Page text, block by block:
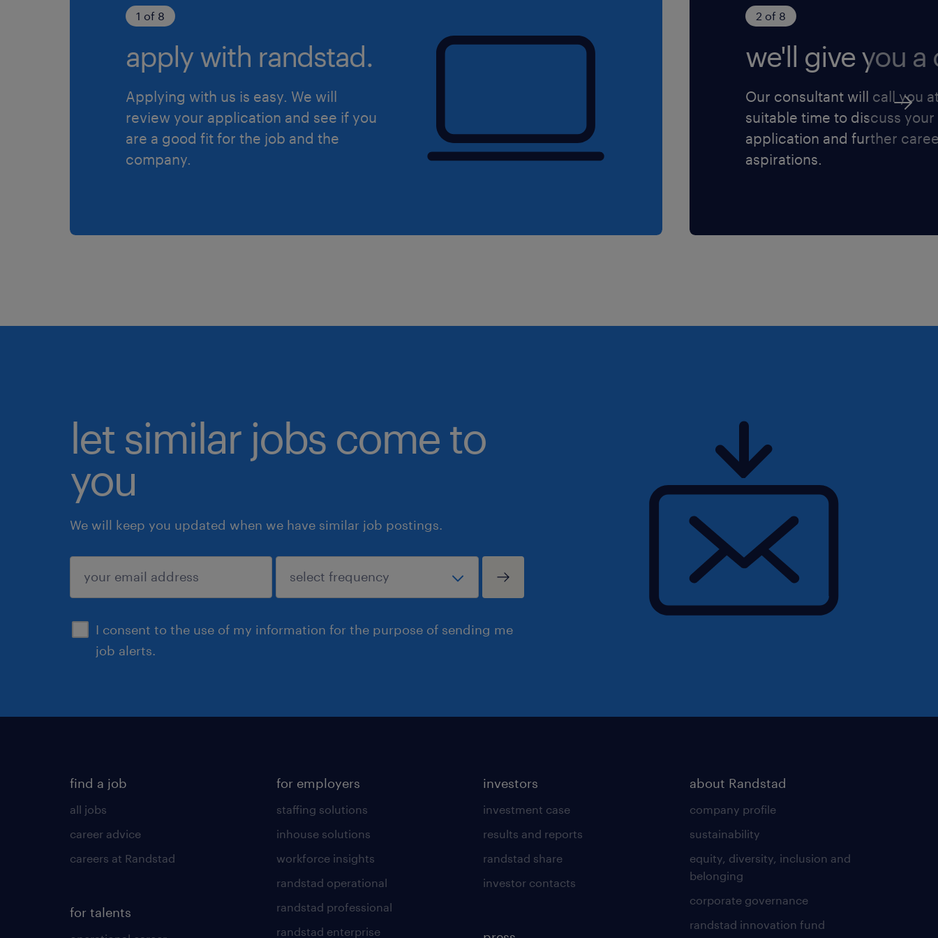
staat? Dan nodigen we je graag uit om te solliciteren bij DPD!
hierin herkent.
1 of 8
apply with randstad.
Applying with us is easy. We will
review your application and see if you
are a good fit for the job and the
company.
2 of 8
we'll give you a
Our consultant will call you
suitable time to discuss your
application and further
aspirations.
let similar jobs come to
you
We will keep you updated when we have similar job postings.
I consent to the use of my information for the purpose of sending me
job alerts.
submit
find a job
all jobs
career advice
careers at Randstad
for talents
for employers
staffing solutions
inhouse solutions
workforce insights
randstad operational
randstad professional
randstad enterprise
investors
investment case
results and reports
randstad share
investor contacts
about Randstad
company profile
sustainability
equity, diversity, inclusion and
belonging
corporate governance
randstad innovation fund